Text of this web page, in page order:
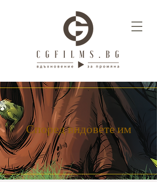
Според видовете им